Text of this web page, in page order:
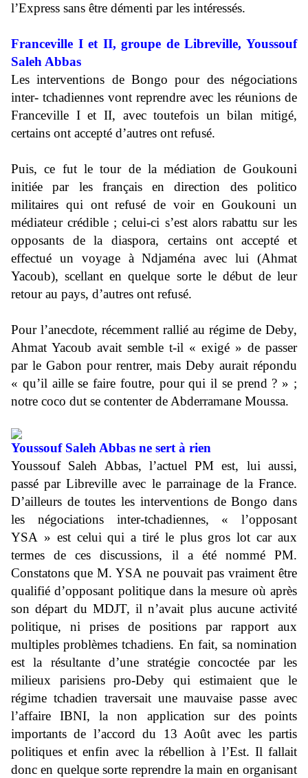
l’Express sans être démenti par les intéressés.
Franceville I et II, groupe de Libreville, Youssouf
Saleh Abbas
Les interventions de Bongo pour des négociations
inter- tchadiennes vont reprendre avec les réunions de
Franceville I et II, avec toutefois un bilan mitigé,
certains ont accepté d’autres ont refusé.
Puis, ce fut le tour de la médiation de Goukouni
initiée par les français en direction des politico
militaires qui ont refusé de voir en Goukouni un
médiateur crédible ; celui-ci s’est alors rabattu sur les
opposants de la diaspora, certains ont accepté et
effectué un voyage à Ndjaména avec lui (Ahmat
Yacoub), scellant en quelque sorte le début de leur
retour au pays, d’autres ont refusé.
Pour l’anecdote, récemment rallié au régime de Deby,
Ahmat Yacoub avait semble t-il « exigé » de passer
par le Gabon pour rentrer, mais Deby aurait répondu
« qu’il aille se faire foutre, pour qui il se prend ? » ;
notre coco dut se contenter de Abderramane Moussa.
Youssouf Saleh Abbas ne sert à rien
Youssouf Saleh Abbas, l’actuel PM est, lui aussi,
passé par Libreville avec le parrainage de la France.
D’ailleurs de toutes les interventions de Bongo dans
les négociations inter-tchadiennes, « l’opposant
YSA » est celui qui a tiré le plus gros lot car aux
termes de ces discussions, il a été nommé PM.
Constatons que M. YSA ne pouvait pas vraiment être
qualifié d’opposant politique dans la mesure où après
son départ du MDJT, il n’avait plus aucune activité
politique, ni prises de positions par rapport aux
multiples problèmes tchadiens. En fait, sa nomination
est la résultante d’une stratégie concoctée par les
milieux parisiens pro-Deby qui estimaient que le
régime tchadien traversait une mauvaise passe avec
l’affaire IBNI, la non application sur des points
importants de l’accord du 13 Août avec les partis
politiques et enfin avec la rébellion à l’Est. Il fallait
donc en quelque sorte reprendre la main en organisant